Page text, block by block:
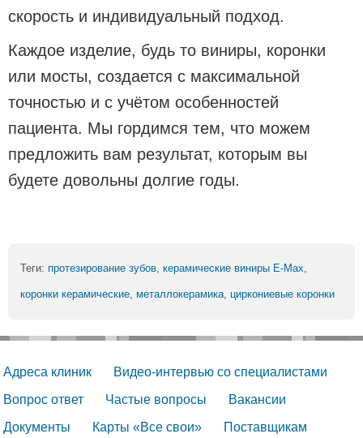
скорость и индивидуальный подход.
Каждое изделие, будь то виниры, коронки
или мосты, создается с максимальной
точностью и с учётом особенностей
пациента. Мы гордимся тем, что можем
предложить вам результат, которым вы
будете довольны долгие годы.
Теги: протезирование зубов керамические виниры E-Max
коронки керамические металлокерамика циркониевые коронки
Адреса клиник
Видео-интервью со специалистами
Вопрос ответ
Частые вопросы
Вакансии
Документы
Карты «Все свои»
Поставщикам